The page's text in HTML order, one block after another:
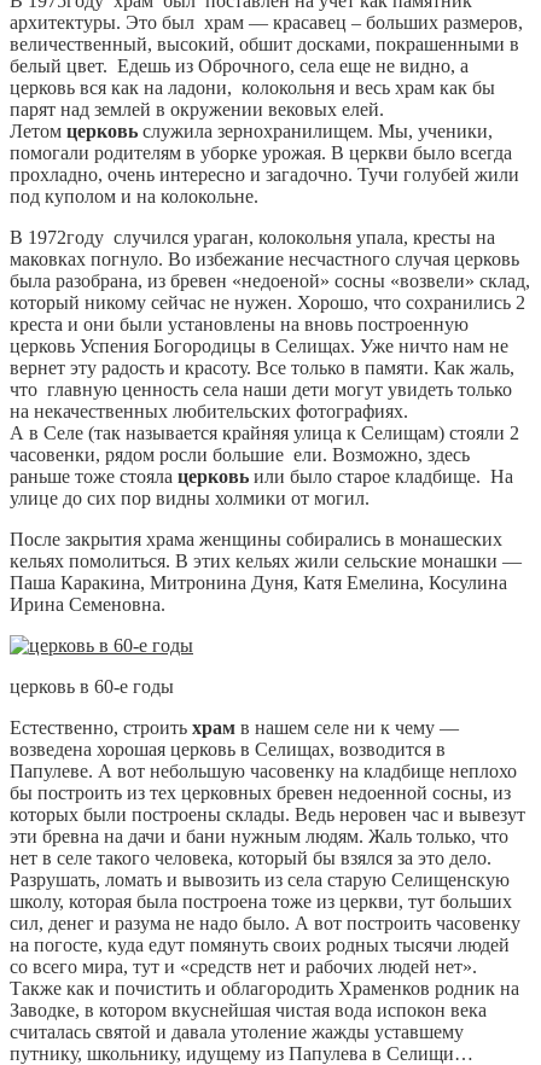
архитектуры. Это был храм — красавец – больших размеров,
величественный, высокий, обшит досками, покрашенными в
белый цвет. Едешь из Оброчного, села еще не видно, а
церковь вся как на ладони, колокольня и весь храм как бы
парят над землей в окружении вековых елей.
Летом церковь служила зернохранилищем. Мы, ученики,
помогали родителям в уборке урожая. В церкви было всегда
прохладно, очень интересно и загадочно. Тучи голубей жили
под куполом и на колокольне.
В 1972году случился ураган, колокольня упала, кресты на
маковках погнуло. Во избежание несчастного случая церковь
была разобрана, из бревен «недоеной» сосны «возвели» склад,
который никому сейчас не нужен. Хорошо, что сохранились 2
креста и они были установлены на вновь построенную
церковь Успения Богородицы в Селищах. Уже ничто нам не
вернет эту радость и красоту. Все только в памяти. Как жаль,
что главную ценность села наши дети могут увидеть только
на некачественных любительских фотографиях.
А в Селе (так называется крайняя улица к Селищам) стояли 2
часовенки, рядом росли большие ели. Возможно, здесь
раньше тоже стояла церковь или было старое кладбище. На
улице до сих пор видны холмики от могил.
После закрытия храма женщины собирались в монашеских
кельях помолиться. В этих кельях жили сельские монашки —
Паша Каракина, Митронина Дуня, Катя Емелина, Косулина
Ирина Семеновна.
церковь в 60-е годы
Естественно, строить храм в нашем селе ни к чему —
возведена хорошая церковь в Селищах, возводится в
Папулеве. А вот небольшую часовенку на кладбище неплохо
бы построить из тех церковных бревен недоенной сосны, из
которых были построены склады. Ведь неровен час и вывезут
эти бревна на дачи и бани нужным людям. Жаль только, что
нет в селе такого человека, который бы взялся за это дело.
Разрушать, ломать и вывозить из села старую Селищенскую
школу, которая была построена тоже из церкви, тут больших
сил, денег и разума не надо было. А вот построить часовенку
на погосте, куда едут помянуть своих родных тысячи людей
со всего мира, тут и «средств нет и рабочих людей нет».
Также как и почистить и облагородить Храменков родник на
Заводке, в котором вкуснейшая чистая вода испокон века
считалась святой и давала утоление жажды уставшему
путнику, школьнику, идущему из Папулева в Селищи…